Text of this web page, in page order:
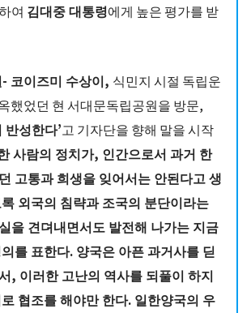
여 김대중 대통령에게 높은 평가를 받
코이즈미 수상이, 식민지 시절 독립운
했었던 현 서대문독립공원을 방문,
반성한다’고 기자단을 향해 말을 시작
사람의 정치가, 인간으로서 과거 한
고통과 희생을 잊어서는 안된다고 생
외국의 침략과 조국의 분단이라는
을 견뎌내면서도 발전해 나가는 지금
를 표한다. 양국은 아픈 과거사를 딛
, 이러한 고난의 역사를 되풀이 하지
협조를 해야만 한다. 일한양국의 우